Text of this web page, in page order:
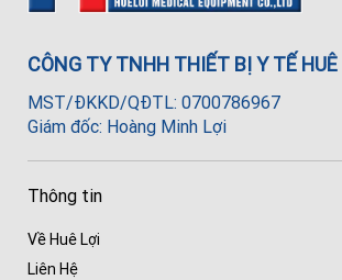
CÔNG TY TNHH THIẾT BỊ Y TẾ HUÊ
MST/ĐKKD/QĐTL: 0700786967
Giám đốc: Hoàng Minh Lợi
Thông tin
Về Huê Lợi
Liên Hệ